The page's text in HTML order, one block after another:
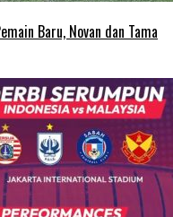
Baru, Novan dan Tama